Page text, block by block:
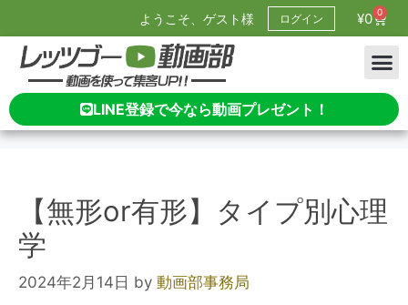
ようこそ、ゲスト様 ログイン ¥0 0
LINE登録で今なら動画プレゼント！
【無形or有形】タイプ別心理
学
2024年2月14日 by 動画部事務局